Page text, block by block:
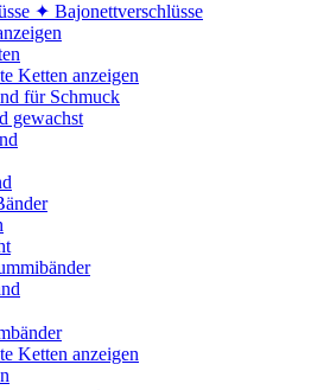
✦ Bajonettverschlüsse
Ketten anzeigen
für Schmuck
gewachst
Ketten anzeigen